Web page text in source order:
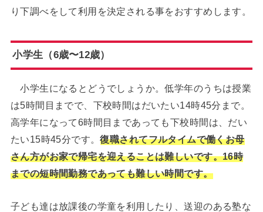
り下調べをして利用を決定される事をおすすめします。
小学生（6歳〜12歳）
小学生になるとどうでしょうか。低学年のうちは授業
は5時間目までで、下校時間はだいたい14時45分まで。
高学年になって6時間目まであっても下校時間は、だい
たい15時45分です。復職されてフルタイムで働くお母
さん方がお家で帰宅を迎えることは難しいです。16時
までの短時間勤務であっても難しい時間です。
子ども達は放課後の学童を利用したり、送迎のある塾な